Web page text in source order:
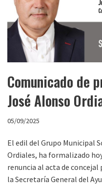
Comunicado de
José Alonso
05/09/2025
El edil del Grupo Municipal
Ordiales, ha formalizado
renuncia al acta de
la Secretaría General del